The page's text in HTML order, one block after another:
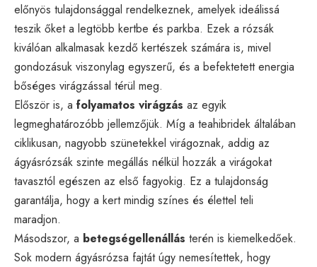
előnyös tulajdonsággal rendelkeznek, amelyek ideálissá
teszik őket a legtöbb kertbe és parkba. Ezek a rózsák
kiválóan alkalmasak kezdő kertészek számára is, mivel
gondozásuk viszonylag egyszerű, és a befektetett energia
bőséges virágzással térül meg.
Először is, a folyamatos virágzás az egyik
legmeghatározóbb jellemzőjük. Míg a teahibridek általában
ciklikusan, nagyobb szünetekkel virágoznak, addig az
ágyásrózsák szinte megállás nélkül hozzák a virágokat
tavasztól egészen az első fagyokig. Ez a tulajdonság
garantálja, hogy a kert mindig színes és élettel teli
maradjon.
Másodszor, a betegségellenállás terén is kiemelkedőek.
Sok modern ágyásrózsa fajtát úgy nemesítettek, hogy